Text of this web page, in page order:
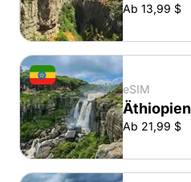
Ab 13,99 $
eSIM
Äthiopien
Ab 21,99 $